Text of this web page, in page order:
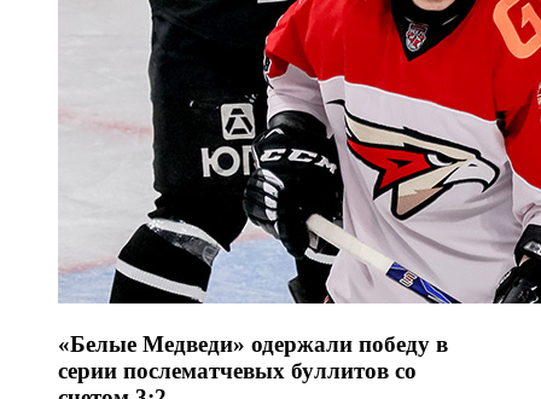
«Белые Медведи» одержали победу в
серии послематчевых буллитов со